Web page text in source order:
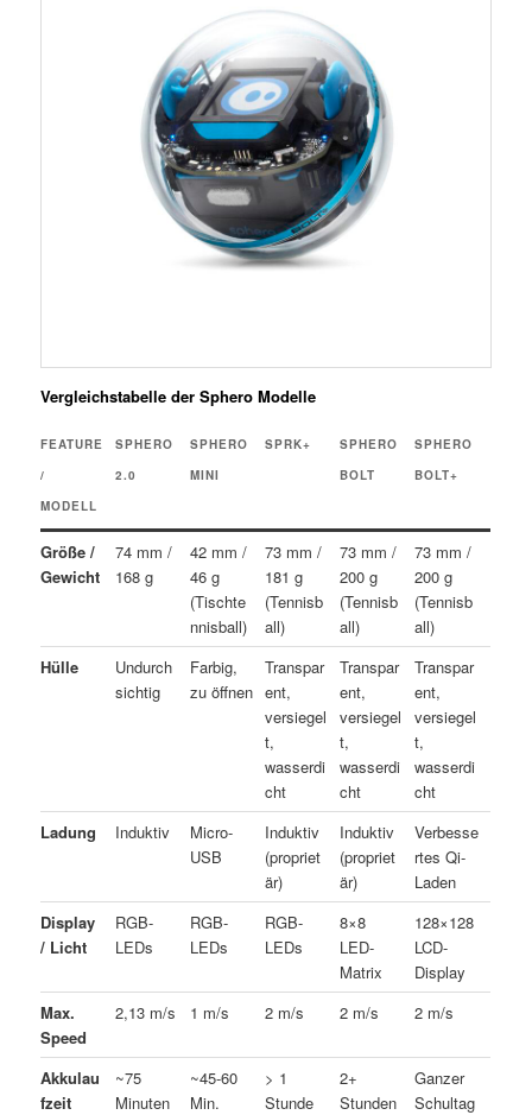
Vergleichstabelle der Sphero Modelle
FEATURE
/
MODELL
SPHERO
2.0
SPHERO
MINI
SPRK+
SPHERO
BOLT
SPHERO
BOLT+
Größe /
Gewicht
74 mm /
168 g
42 mm /
46 g
(Tischte
nnisball)
73 mm /
181 g
(Tennisb
all)
73 mm /
200 g
(Tennisb
all)
73 mm /
200 g
(Tennisb
all)
Hülle
Undurch
sichtig
Farbig,
zu öffnen
Transpar
ent,
versiegel
t,
wasserdi
cht
Transpar
ent,
versiegel
t,
wasserdi
cht
Transpar
ent,
versiegel
t,
wasserdi
cht
Ladung
Induktiv
Micro-
USB
Induktiv
(propriet
är)
Induktiv
(propriet
är)
Verbesse
rtes Qi-
Laden
Display
/ Licht
RGB-
LEDs
RGB-
LEDs
RGB-
LEDs
8×8
LED-
Matrix
128×128
LCD-
Display
Max.
Speed
2,13 m/s 1 m/s 2 m/s 2 m/s 2 m/s
Akkulau
fzeit
~75
Minuten
~45-60
Min.
> 1
Stunde
2+
Stunden
Ganzer
Schultag